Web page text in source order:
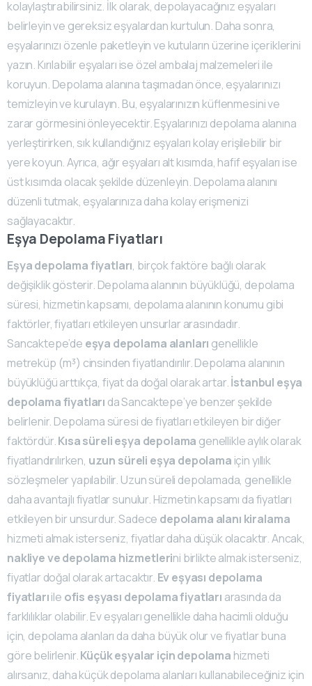
kolaylaştırabilirsiniz. İlk olarak, depolayacağınız eşyaları
belirleyin ve gereksiz eşyalardan kurtulun. Daha sonra,
eşyalarınızı özenle paketleyin ve kutuların üzerine içeriklerini
yazın. Kırılabilir eşyaları ise özel ambalaj malzemeleri ile
koruyun. Depolama alanına taşımadan önce, eşyalarınızı
temizleyin ve kurulayın. Bu, eşyalarınızın küflenmesini ve
zarar görmesini önleyecektir. Eşyalarınızı depolama alanına
yerleştirirken, sık kullandığınız eşyaları kolay erişilebilir bir
yere koyun. Ayrıca, ağır eşyaları alt kısımda, hafif eşyaları ise
üst kısımda olacak şekilde düzenleyin. Depolama alanını
düzenli tutmak, eşyalarınıza daha kolay erişmenizi
sağlayacaktır.
Eşya Depolama Fiyatları
Eşya depolama fiyatları, birçok faktöre bağlı olarak
değişiklik gösterir. Depolama alanının büyüklüğü, depolama
süresi, hizmetin kapsamı, depolama alanının konumu gibi
faktörler, fiyatları etkileyen unsurlar arasındadır.
Sancaktepe’de eşya depolama alanları genellikle
metreküp (m³) cinsinden fiyatlandırılır. Depolama alanının
büyüklüğü arttıkça, fiyat da doğal olarak artar.İstanbul eşya
depolama fiyatları da Sancaktepe’ye benzer şekilde
belirlenir. Depolama süresi de fiyatları etkileyen bir diğer
faktördür.Kısa süreli eşya depolama genellikle aylık olarak
fiyatlandırılırken, uzun süreli eşya depolama için yıllık
sözleşmeler yapılabilir. Uzun süreli depolamada, genellikle
daha avantajlı fiyatlar sunulur. Hizmetin kapsamı da fiyatları
etkileyen bir unsurdur. Sadece depolama alanı kiralama
hizmeti almak isterseniz, fiyatlar daha düşük olacaktır. Ancak,
nakliye ve depolama hizmetlerini birlikte almak isterseniz,
fiyatlar doğal olarak artacaktır. Ev eşyası depolama
fiyatlarıile ofis eşyası depolama fiyatları arasında da
farklılıklar olabilir. Ev eşyaları genellikle daha hacimli olduğu
için, depolama alanları da daha büyük olur ve fiyatlar buna
göre belirlenir.Küçük eşyalar için depolama hizmeti
alırsanız, daha küçük depolama alanları kullanabileceğiniz için